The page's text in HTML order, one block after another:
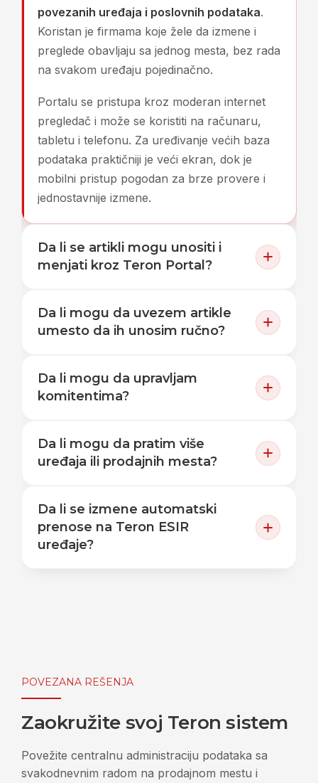
povezanih uređaja i poslovnih podataka.
Koristan je firmama koje žele da izmene i
preglede obavljaju sa jednog mesta, bez rada
na svakom uređaju pojedinačno.
Portalu se pristupa kroz moderan internet
pregledač i može se koristiti na računaru,
tabletu i telefonu. Za uređivanje većih baza
podataka praktičniji je veći ekran, dok je
mobilni pristup pogodan za brze provere i
jednostavnije izmene.
Da li se artikli mogu unositi i
menjati kroz Teron Portal?
Da li mogu da uvezem artikle
umesto da ih unosim ručno?
Da li mogu da upravljam
komitentima?
Da li mogu da pratim više
uređaja ili prodajnih mesta?
Da li se izmene automatski
prenose na Teron ESIR
uređaje?
POVEZANA REŠENJA
Zaokružite svoj Teron sistem
Povežite centralnu administraciju podataka sa
svakodnevnim radom na prodajnom mestu i